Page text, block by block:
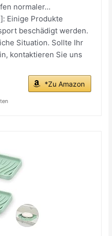
normaler...
Einige Produkte
beschädigt werden.
Situation. Sollte Ihr
kontaktieren Sie uns
*Zu Amazon